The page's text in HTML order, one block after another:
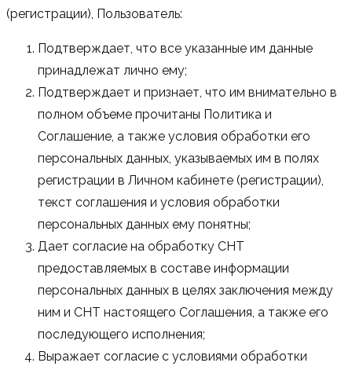
(регистрации), Пользователь:
Подтверждает, что все указанные им данные
принадлежат лично ему;
Подтверждает и признает, что им внимательно в
полном объеме прочитаны Политика и
Соглашение, а также условия обработки его
персональных данных, указываемых им в полях
регистрации в Личном кабинете (регистрации),
текст соглашения и условия обработки
персональных данных ему понятны;
Дает согласие на обработку СНТ
предоставляемых в составе информации
персональных данных в целях заключения между
ним и СНТ настоящего Соглашения, а также его
последующего исполнения;
Выражает согласие с условиями обработки